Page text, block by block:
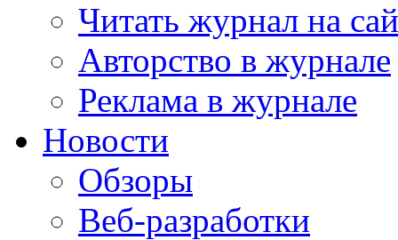
Читать журнал на
Авторство в журнале
Реклама в журнале
Новости
Обзоры
Веб-разработки